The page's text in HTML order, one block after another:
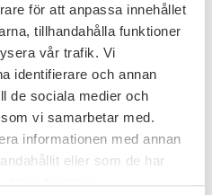
för att anpassa innehållet
tillhandahålla funktioner
vår trafik. Vi
identifierare och annan
de sociala medier och
vi samarbetar med.
informationen med annan
eller som de har
urholkning
från 2001 med
med 2011. Ladda ned rapporten